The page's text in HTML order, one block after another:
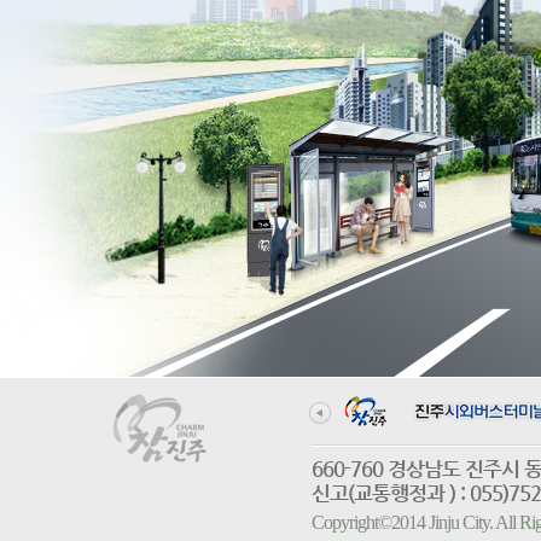
660-760 경상남도 진
신고(교통행정과 ) :
Copyright©2014 Jinju City. All